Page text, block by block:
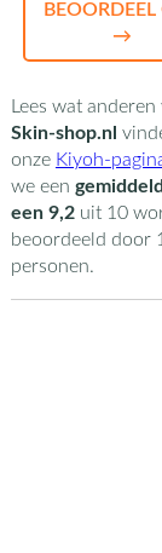
BEOORDEEL
→
Lees wat anderen
Skin-shop.nl
onze Kiyoh-
we een
een 9,2uit 10
beoordeeld door
personen.